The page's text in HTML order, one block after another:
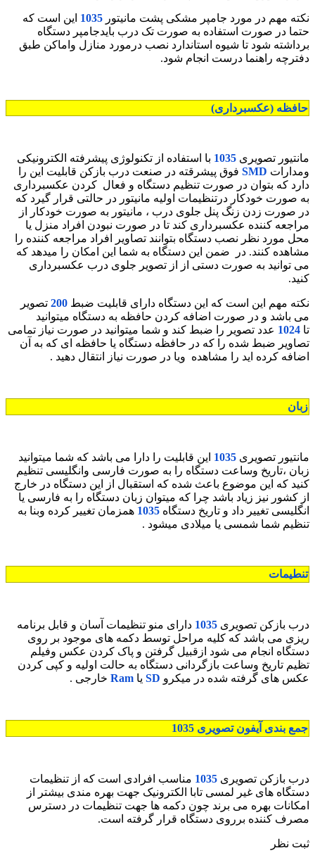
نکته مهم در مورد جامپر مشکی پشت مانیتور 1035 این است که
حتما در صورت استفاده به صورت تک درب بایدجامپر دستگاه
برداشته شود تا شیوه استاندارد نصب درمورد منازل واماکن طبق
دفترچه راهنما درست انجام شود.
حافظه (عکسبرداری)
مانتیور تصویری 1035 با استفاده از تکنولوژی پیشرفته الکترونیکی
ومدارات SMD فوق پیشرقته در صنعت درب بازکن قابلیت این را
دارد که بتوان در صورت تنظیم دستگاه و فعال کردن عکسبرداری
به صورت خودکار درتنظیمات اولیه مانیتور در حالتی قرار گیرد که
در صورت زدن زنگ پنل جلوی درب ، مانیتور به صورت خودکار از
مراجعه کننده عکسبرداری کند تا در صورت نبودن افراد منزل یا
محل مورد نظر نصب دستگاه بتوانند تصاویر افراد مراجعه کننده را
مشاهده کنند. در ضمن این دستگاه به شما این امکان را میدهد که
می توانید به صورت دستی از از تصویر جلوی درب عکسبرداری
کنید.
نکته مهم این است که این دستگاه دارای قابلیت ضبط 200 تصویر
می باشد و در صورت اضافه کردن حافظه به دستگاه میتوانید
تا 1024 عدد تصویر را ضبط کند و شما میتوانید در صورت نیاز تمامی
تصاویر ضبط شده را که در حافظه دستگاه یا حافظه ای که به آن
اضافه کرده اید را مشاهده ویا در صورت نیاز انتقال دهید .
زبان
مانتیور تصویری 1035 این قابلیت را دارا می باشد که شما میتوانید
زبان ،تاریخ وساعت دستگاه را به صورت فارسی وانگلیسی تنظیم
کنید که این موضوع باعث شده که استقبال از این دستگاه در خارج
از کشور نیز زیاد باشد چرا که میتوان زبان دستگاه را به فارسی یا
انگلیسی تغییر داد و تاریخ دستگاه 1035 همزمان تغییر کرده وبنا به
تنظیم شما شمسی یا میلادی میشود .
تنطیمات
درب بازکن تصویری 1035 دارای منو تنظیمات آسان و قابل برنامه
ریزی می باشد که کلیه مراحل توسط دکمه های موجود بر روی
دستگاه انجام می شود ازقبیل گرفتن و پاک کردن عکس وفیلم
تظیم تاریخ وساعت بازگردانی دستگاه به حالت اولیه و کپی کردن
عکس های گرفته شده در میکرو SD یا Ram خارجی .
جمع بندی آیفون تصویری 1035
درب بازکن تصویری 1035 مناسب افرادی است که از تنظیمات
دستگاه های غیر لمسی تابا الکترونیک جهت بهره مندی بیشتر از
امکانات بهره می برند چون دکمه ها جهت تنظیمات در دسترس
مصرف کننده برروی دستگاه قرار گرفته است.
ثبت نظر